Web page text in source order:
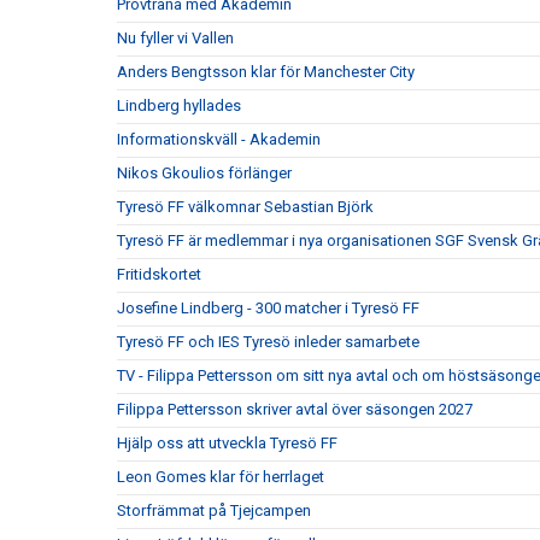
Provträna med Akademin
Nu fyller vi Vallen
Anders Bengtsson klar för Manchester City
Lindberg hyllades
Informationskväll - Akademin
Nikos Gkoulios förlänger
Tyresö FF välkomnar Sebastian Björk
Tyresö FF är medlemmar i nya organisationen SGF Svensk
Fritidskortet
Josefine Lindberg - 300 matcher i Tyresö FF
Tyresö FF och IES Tyresö inleder samarbete
TV - Filippa Pettersson om sitt nya avtal och om
Filippa Pettersson skriver avtal över säsongen 2027
Hjälp oss att utveckla Tyresö FF
Leon Gomes klar för herrlaget
Storfrämmat på Tjejcampen